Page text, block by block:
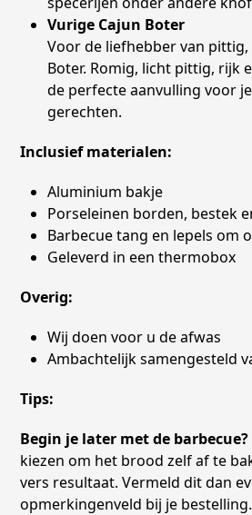
Vurige Cajun Boter
Voor de liefhebber van pittig,
Boter. Romig, licht pittig, rijk
de perfecte aanvulling voor
gerechten.
Inclusief materialen:
Aluminium bakje
Porseleinen borden, bestek
Barbecue tang en lepels om
Geleverd in een thermobox
Overig:
Wij doen voor u de afwas
Ambachtelijk samengesteld
Tips:
Begin je later met de barbecue?
kiezen om het brood zelf af te
vers resultaat. Vermeld dit dan
opmerkingenveld bij je bestelling.